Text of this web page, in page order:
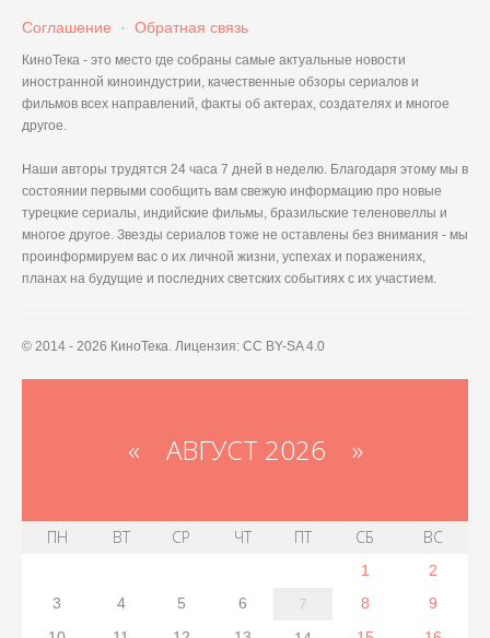
Соглашение · Обратная связь
КиноТека - это место где собраны самые актуальные новости
иностранной киноиндустрии, качественные обзоры сериалов и
фильмов всех направлений, факты об актерах, создателях и многое
другое.
Наши авторы трудятся 24 часа 7 дней в неделю. Благодаря этому мы в
состоянии первыми сообщить вам свежую информацию про новые
турецкие сериалы, индийские фильмы, бразильские теленовеллы и
многое другое. Звезды сериалов тоже не оставлены без внимания - мы
проинформируем вас о их личной жизни, успехах и поражениях,
планах на будущие и последних светских событиях с их участием.
© 2014 - 2026 КиноТека. Лицензия: CC BY-SA 4.0
« АВГУСТ 2026 »
ПН ВТ СР ЧТ ПТ СБ ВС
1
2
3
4 5 6 7 8
9